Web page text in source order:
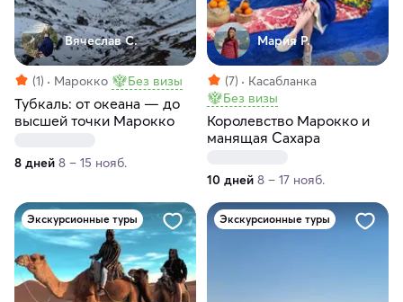
Вячеслав С.
(1) Марокко Без визы
Тубкаль: от океана — до
высшей точки Марокко
8 дней 8 – 15 нояб.
Мария Р.
(7)
Касабланка
Без визы
Королевство Марокко и
манящая Сахара
10 дней 8 – 17 нояб.
Экскурсионные туры Экскурсионные туры